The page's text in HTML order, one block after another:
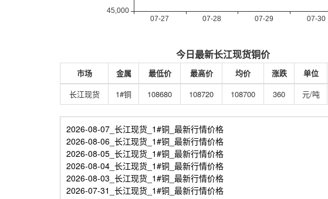
今日最新长江现货铜价
市场 金属 最低价 最高价 均价 涨跌 单位
长江现货
1#铜 108680 108720 108700 360 元/吨
2026-08-07_长江现货_1#铜_最新行情价格
2026-08-06_长江现货_1#铜_最新行情价格
2026-08-05_长江现货_1#铜_最新行情价格
2026-08-04_长江现货_1#铜_最新行情价格
2026-08-03_长江现货_1#铜_最新行情价格
2026-07-31_长江现货_1#铜_最新行情价格